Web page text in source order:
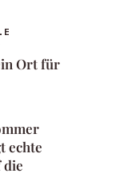
Ort für
echte
die